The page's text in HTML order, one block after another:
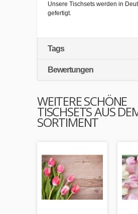
Unsere Tischsets werden in
gefertigt.
Tags
Bewertungen
WEITERE SCHÖNE
TISCHSETS AUS
SORTIMENT